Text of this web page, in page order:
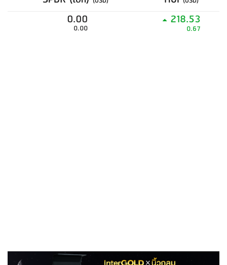
0.00
0.00
218.53
0.67